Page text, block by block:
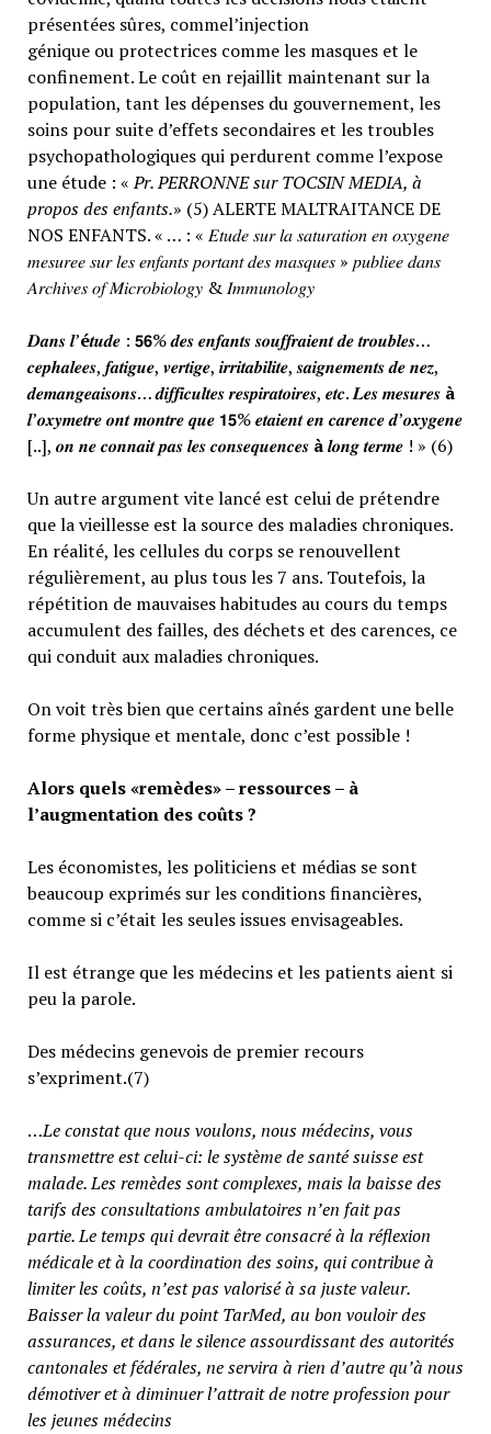
présentées sûres, commel’injection
génique ou protectrices comme les masques et le
confinement. Le coût en rejaillit maintenant sur la
population, tant les dépenses du gouvernement, les
soins pour suite d’effets secondaires et les troubles
psychopathologiques qui perdurent comme l’expose
une étude : «Pr. PERRONNE sur TOCSIN MEDIA, à
propos des enfants.» (5) ALERTE MALTRAITANCE DE
NOS ENFANTS. « … : « 𝐸𝑡𝑢𝑑𝑒 𝑠𝑢𝑟 𝑙𝑎 𝑠𝑎𝑡𝑢𝑟𝑎𝑡𝑖𝑜𝑛 𝑒𝑛 𝑜𝑥𝑦𝑔𝑒𝑛𝑒
𝑚𝑒𝑠𝑢𝑟𝑒𝑒 𝑠𝑢𝑟 𝑙𝑒𝑠 𝑒𝑛𝑓𝑎𝑛𝑡𝑠 𝑝𝑜𝑟𝑡𝑎𝑛𝑡 𝑑𝑒𝑠 𝑚𝑎𝑠𝑞𝑢𝑒𝑠 » 𝑝𝑢𝑏𝑙𝑖𝑒𝑒 𝑑𝑎𝑛𝑠
𝐴𝑟𝑐ℎ𝑖𝑣𝑒𝑠 𝑜𝑓 𝑀𝑖𝑐𝑟𝑜𝑏𝑖𝑜𝑙𝑜𝑔𝑦 & 𝐼𝑚𝑚𝑢𝑛𝑜𝑙𝑜𝑔𝑦
𝑫𝒂𝒏𝒔 𝒍’é𝒕𝒖𝒅𝒆 : 𝟱𝟲% 𝒅𝒆𝒔 𝒆𝒏𝒇𝒂𝒏𝒕𝒔 𝒔𝒐𝒖𝒇𝒇𝒓𝒂𝒊𝒆𝒏𝒕 𝒅𝒆 𝒕𝒓𝒐𝒖𝒃𝒍𝒆𝒔…
𝒄𝒆𝒑𝒉𝒂𝒍𝒆𝒆𝒔, 𝒇𝒂𝒕𝒊𝒈𝒖𝒆, 𝒗𝒆𝒓𝒕𝒊𝒈𝒆, 𝒊𝒓𝒓𝒊𝒕𝒂𝒃𝒊𝒍𝒊𝒕𝒆, 𝒔𝒂𝒊𝒈𝒏𝒆𝒎𝒆𝒏𝒕𝒔 𝒅𝒆 𝒏𝒆𝒛,
𝒅𝒆𝒎𝒂𝒏𝒈𝒆𝒂𝒊𝒔𝒐𝒏𝒔… 𝒅𝒊𝒇𝒇𝒊𝒄𝒖𝒍𝒕𝒆𝒔 𝒓𝒆𝒔𝒑𝒊𝒓𝒂𝒕𝒐𝒊𝒓𝒆𝒔, 𝒆𝒕𝒄. 𝑳𝒆𝒔 𝒎𝒆𝒔𝒖𝒓𝒆𝒔 à
𝒍’𝒐𝒙𝒚𝒎𝒆𝒕𝒓𝒆 𝒐𝒏𝒕 𝒎𝒐𝒏𝒕𝒓𝒆 𝒒𝒖𝒆 𝟭𝟱% 𝒆𝒕𝒂𝒊𝒆𝒏𝒕 𝒆𝒏 𝒄𝒂𝒓𝒆𝒏𝒄𝒆 𝒅’𝒐𝒙𝒚𝒈𝒆𝒏𝒆
[..], 𝒐𝒏 𝒏𝒆 𝒄𝒐𝒏𝒏𝒂𝒊𝒕 𝒑𝒂𝒔 𝒍𝒆𝒔 𝒄𝒐𝒏𝒔𝒆𝒒𝒖𝒆𝒏𝒄𝒆𝒔 à𝒍𝒐𝒏𝒈 𝒕𝒆𝒓𝒎𝒆 ! » (6)
Un autre argument vite lancé est celui de prétendre
que la vieillesse est la source des maladies chroniques.
En réalité, les cellules du corps se renouvellent
régulièrement, au plus tous les 7 ans. Toutefois, la
répétition de mauvaises habitudes au cours du temps
accumulent des failles, des déchets et des carences, ce
qui conduit aux maladies chroniques.
On voit très bien que certains aînés gardent une belle
forme physique et mentale, donc c’est possible !
Alors quels «remèdes» – ressources – à
l’augmentation des coûts ?
Les économistes, les politiciens et médias se sont
beaucoup exprimés sur les conditions financières,
comme si c’était les seules issues envisageables.
Il est étrange que les médecins et les patients aient si
peu la parole.
Des médecins genevois de premier recours
s’expriment.(7)
…Le constat que nous voulons, nous médecins, vous
transmettre est celui-ci: le système de santé suisse est
malade. Les remèdes sont complexes, mais la baisse des
tarifs des consultations ambulatoires n’en fait pas
partie.Le temps qui devrait être consacré à la réflexion
médicale et à la coordination des soins, qui contribue à
limiter les coûts, n’est pas valorisé à sa juste valeur.
Baisser la valeur du point TarMed, au bon vouloir des
assurances, et dans le silence assourdissant des autorités
cantonales et fédérales, ne servira à rien d’autre qu’à nous
démotiver et à diminuer l’attrait de notre profession pour
les jeunes médecins